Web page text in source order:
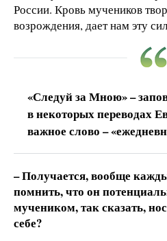
России. Кровь мучеников
возрождения, дает нам эту
«Следуй за Мною» –
в некоторых переводах
важное слово –
– Получается, вообще
помнить, что он
мучеником, так сказать,
себе?